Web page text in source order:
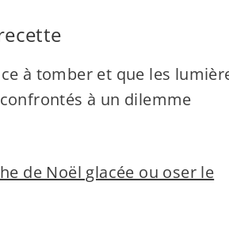
à tomber et que les
à un dilemme
de Noël glacée ou oser le